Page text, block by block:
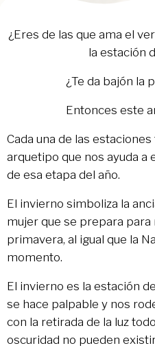
¿Eres de las que ama el
la estación
¿Te da bajón la
Entonces este
Cada una de las
arquetipo que nos ayuda
de esa etapa del año.
El invierno simboliza la
mujer que se prepara
primavera, al igual que la
momento.
El invierno es la estación
se hace palpable y nos
con la retirada de la luz
oscuridad no pueden